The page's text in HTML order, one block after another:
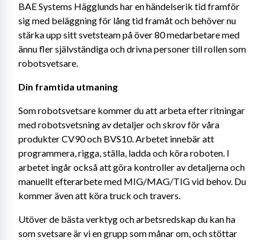
BAE Systems Hägglunds har en händelserik tid framför
sig med beläggning för lång tid framåt och behöver nu
stärka upp sitt svetsteam på över 80 medarbetare med
ännu fler självständiga och drivna personer till rollen som
robotsvetsare.
Din framtida utmaning
Som robotsvetsare kommer du att arbeta efter ritningar
med robotsvetsning av detaljer och skrov för våra
produkter CV90 och BVS10. Arbetet innebär att
programmera, rigga, ställa, ladda och köra roboten. I
arbetet ingår också att göra kontroller av detaljerna och
manuellt efterarbete med MIG/MAG/TIG vid behov. Du
kommer även att köra truck och travers.
Utöver de bästa verktyg och arbetsredskap du kan ha
som svetsare är vi en grupp som månar om, och stöttar